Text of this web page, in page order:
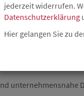
–
unternehmensnahe
jederzeit widerrufen.
Datenschutzerklärung
Hier gelangen Sie zu